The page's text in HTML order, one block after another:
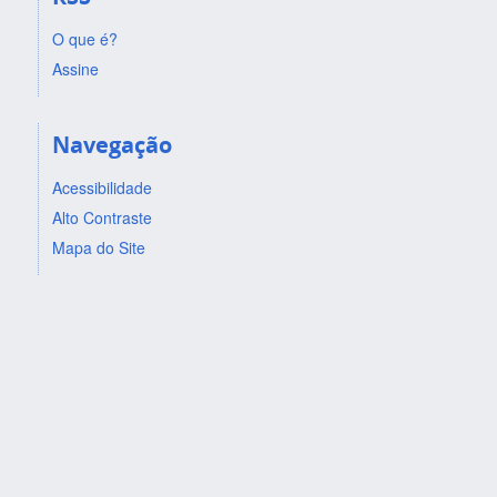
O que é?
Assine
Navegação
Acessibilidade
Alto Contraste
Mapa do Site